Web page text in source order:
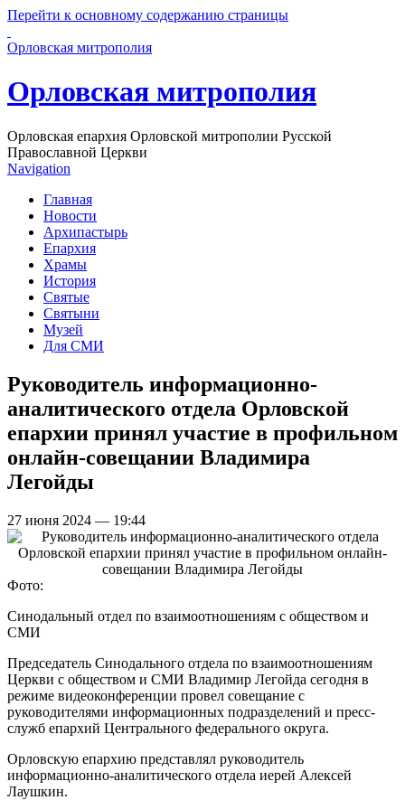
Перейти к основному содержанию страницы
Орловская митрополия
Орловская митрополия
Орловская епархия Орловской митрополии Русской
Православной Церкви
Navigation
Главная
Новости
Архипастырь
Епархия
Храмы
История
Святые
Святыни
Музей
Для СМИ
Руководитель информационно-
аналитического отдела Орловской
епархии принял участие в профильном
онлайн-совещании Владимира
Легойды
27 июня 2024 — 19:44
Фото:
Синодальный отдел по взаимоотношениям с обществом и
СМИ
Председатель Синодального отдела по взаимоотношениям
Церкви с обществом и СМИ Владимир Легойда сегодня в
режиме видеоконференции провел совещание с
руководителями информационных подразделений и пресс-
служб епархий Центрального федерального округа.
Орловскую епархию представлял руководитель
информационно-аналитического отдела иерей Алексей
Лаушкин.